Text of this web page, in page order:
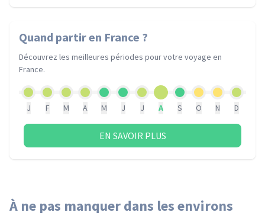
Quand partiren France ?
Découvrez les meilleures périodes pour votre voyage en
France.
J F M A M J J A S O N D
EN SAVOIR PLUS
À ne pas manquer dans les environs